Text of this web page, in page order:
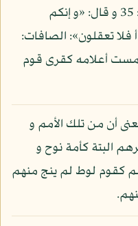
آية بينة لقوم يعقلون»: العنكبوت: 35 و قال: «و إنكم
تعقلون»: الصافات:
أعلامه كقرى قوم
أن من تلك الأمم و
البتة كأمة نوح و
كقوم لوط لم ينج منهم